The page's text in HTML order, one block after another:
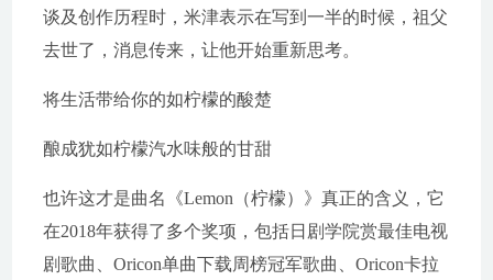
谈及创作历程时，米津表示在写到一半的时候，祖父
去世了，消息传来，让他开始重新思考。
将生活带给你的如柠檬的酸楚
酿成犹如柠檬汽水味般的甘甜
也许这才是曲名《Lemon（柠檬）》真正的含义，它
在2018年获得了多个奖项，包括日剧学院赏最佳电视
剧歌曲、Oricon单曲下载周榜冠军歌曲、Oricon卡拉